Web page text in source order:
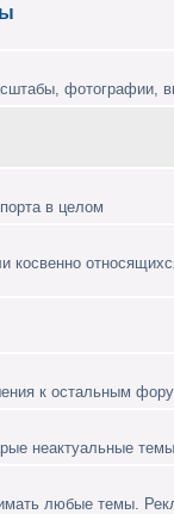
фотографии,
в целом
косвенно
к остальным
неактуальные
любые темы.